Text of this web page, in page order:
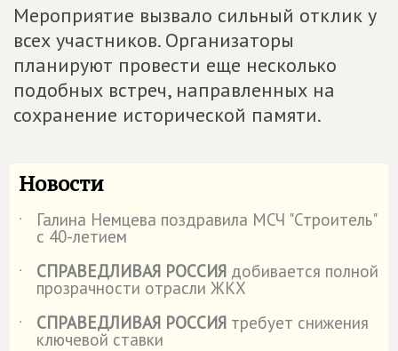
Мероприятие вызвало сильный отклик у
всех участников. Организаторы
планируют провести еще несколько
подобных встреч, направленных на
сохранение исторической памяти.
Новости
˙ Галина Немцева поздравила МСЧ "Строитель"
с 40-летием
˙
СПРАВЕДЛИВАЯ РОССИЯ добивается полной
прозрачности отрасли ЖКХ
˙
СПРАВЕДЛИВАЯ РОССИЯ требует снижения
ключевой ставки